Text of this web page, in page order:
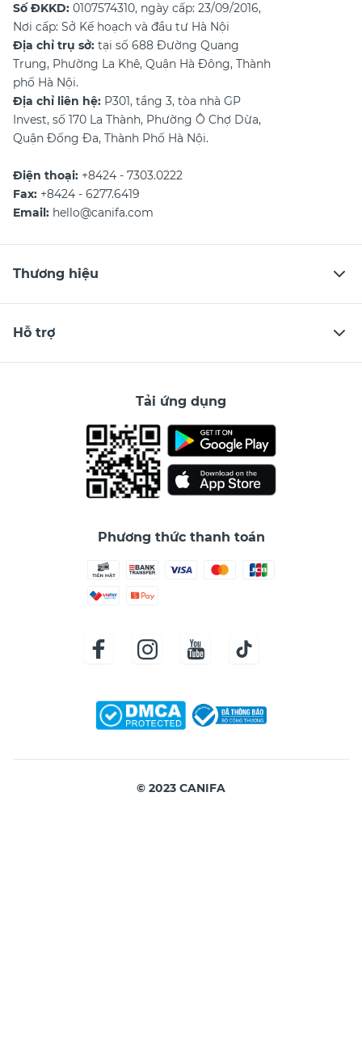
Số ĐKKD: 0107574310, ngày cấp: 23/09/2016,
Nơi cấp: Sở Kế hoạch và đầu tư Hà Nội
Địa chỉ trụ sở: tại số 688 Đường Quang
Trung, Phường La Khê, Quận Hà Đông, Thành
phố Hà Nội.
Địa chỉ liên hệ: P301, tầng 3, tòa nhà GP
Invest, số 170 La Thành, Phường Ô Chợ Dừa,
Quận Đống Đa, Thành Phố Hà Nội.
Điện thoại: +8424 - 7303.0222
Fax: +8424 - 6277.6419
Email: hello@canifa.com
Thương hiệu
Hỗ trợ
Tải ứng dụng
Phương thức thanh toán
© 2023 CANIFA